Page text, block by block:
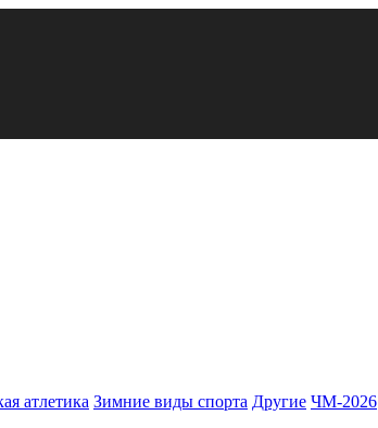
атлетика Зимние виды спорта Другие ЧМ-2026